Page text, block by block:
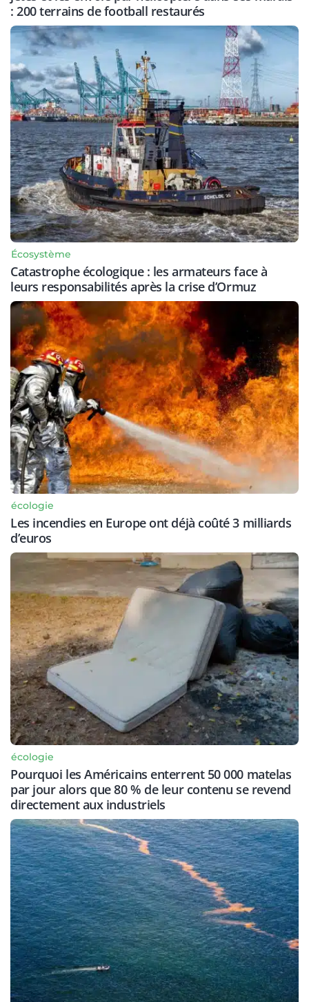
: 200 terrains de football restaurés
Écosystème
Catastrophe écologique : les armateurs face à
leurs responsabilités après la crise d’Ormuz
écologie
Les incendies en Europe ont déjà coûté 3 milliards
d’euros
écologie
Pourquoi les Américains enterrent 50 000 matelas
par jour alors que 80 % de leur contenu se revend
directement aux industriels